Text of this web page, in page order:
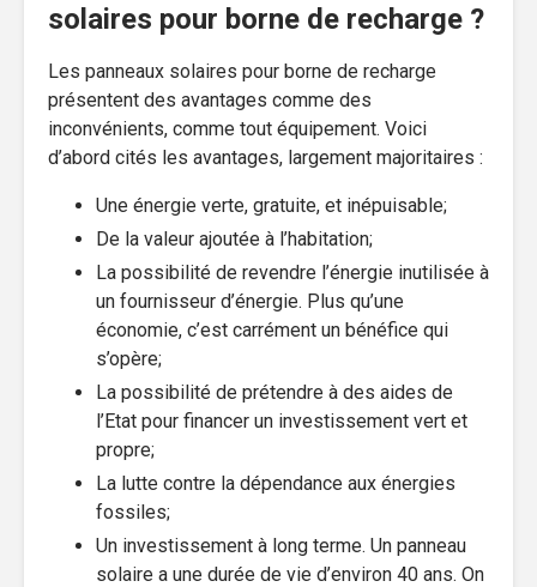
solaires pour borne de recharge ?
Les panneaux solaires pour borne de recharge
présentent des avantages comme des
inconvénients, comme tout équipement. Voici
d’abord cités les avantages, largement majoritaires :
Une énergie verte, gratuite, et inépuisable;
De la valeur ajoutée à l’habitation;
La possibilité de revendre l’énergie inutilisée à
un fournisseur d’énergie. Plus qu’une
économie, c’est carrément un bénéfice qui
s’opère;
La possibilité de prétendre à des aides de
l’Etat pour financer un investissement vert et
propre;
La lutte contre la dépendance aux énergies
fossiles;
Un investissement à long terme. Un panneau
solaire a une durée de vie d’environ 40 ans. On